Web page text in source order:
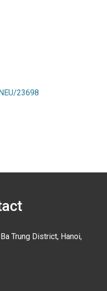
23698
Trung District, Hanoi,